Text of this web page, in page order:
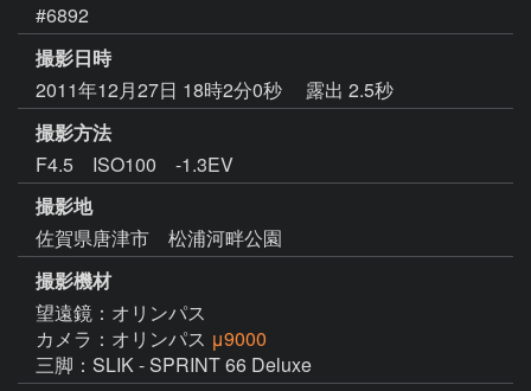
#6892
撮影日時
2011年12月27日 18時2分0秒
露出 2.5秒
撮影方法
F4.5 ISO100 -1.3EV
撮影地
佐賀県唐津市 松浦河畔公園
撮影機材
望遠鏡：オリンパス
カメラ：オリンパス μ9000
三脚：SLIK - SPRINT 66 Deluxe